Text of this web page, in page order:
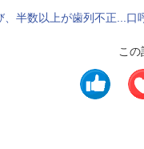
、半数以上が歯列不正...口
こ